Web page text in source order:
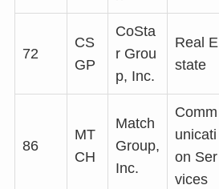
72
CS
GP
CoSta
r Grou
p, Inc.
Real E
state
86
MT
CH
Match
Group,
Inc.
Comm
unicati
on Ser
vices